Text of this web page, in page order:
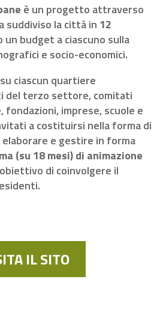
è un progetto attraverso
suddiviso la città in 12
un budget a ciascuno sulla
e socio-economici.
ciascun quartiere
del terzo settore, comitati
imprese, scuole e
a costituirsi nella forma di
e gestire in forma
(su 18 mesi) di animazione
di coinvolgere il
IL SITO